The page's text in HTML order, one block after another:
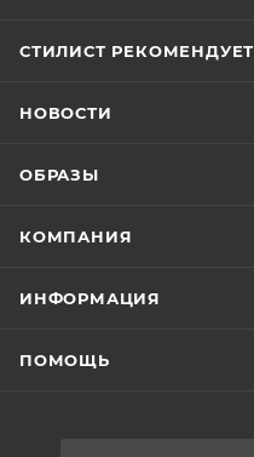
СТИЛИСТ РЕКОМЕНДУЕТ
НОВОСТИ
ОБРАЗЫ
КОМПАНИЯ
ИНФОРМАЦИЯ
ПОМОЩЬ